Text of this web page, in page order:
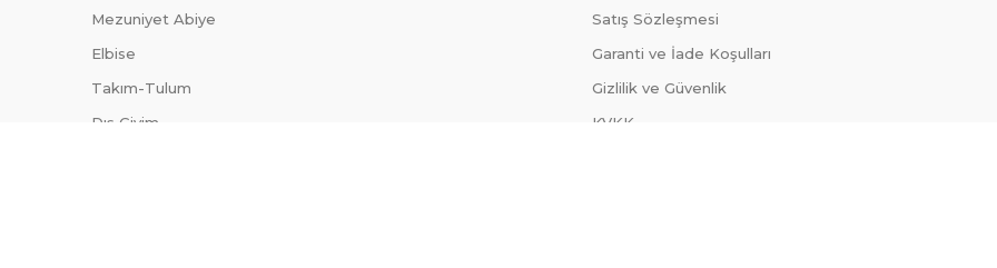
Mezuniyet Abiye
Elbise
Takım-Tulum
Dış Giyim
Satış Sözleşmesi
Garanti ve İade Koşulları
Gizlilik ve Güvenlik
KVKK